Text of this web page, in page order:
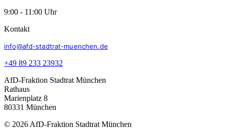
9:00 - 11:00 Uhr
Kontakt
info@afd-stadtrat-muenchen.de
+49 89 233 23932
AfD-Fraktion Stadtrat München
Rathaus
Marienplatz 8
80331 München
© 2026 AfD-Fraktion Stadtrat München